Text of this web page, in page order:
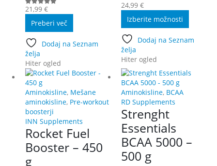
0out of 5
21,99 €
Preberi več
Dodaj na Seznam
želja
Hiter ogled
0out of 5
24,99 €
Izberite možnosti
več
lahko
Dodaj na Seznam
želja
Hiter ogled
Aminokisline, Mešane
aminokisline, Pre-workout
boosterji
INN Supplements
Rocket Fuel
Booster – 450
g
Aminokisline, BCAA
RD Supplements
Strenght
Essentials
BCAA 5000 –
500 g